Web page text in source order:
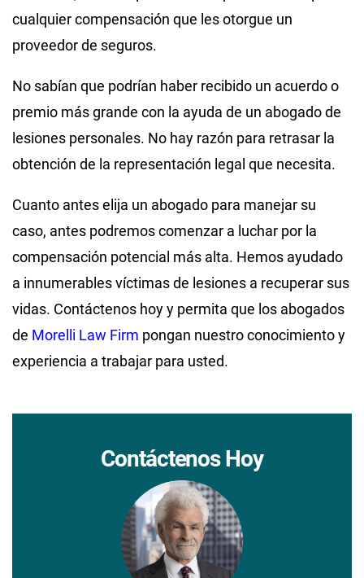
cualquier compensación que les otorgue un
proveedor de seguros.
No sabían que podrían haber recibido un acuerdo o
premio más grande con la ayuda de un abogado de
lesiones personales. No hay razón para retrasar la
obtención de la representación legal que necesita.
Cuanto antes elija un abogado para manejar su
caso, antes podremos comenzar a luchar por la
compensación potencial más alta. Hemos ayudado
a innumerables víctimas de lesiones a recuperar sus
vidas. Contáctenos hoy y permita que los abogados
de Morelli Law Firm pongan nuestro conocimiento y
experiencia a trabajar para usted.
Contáctenos Hoy